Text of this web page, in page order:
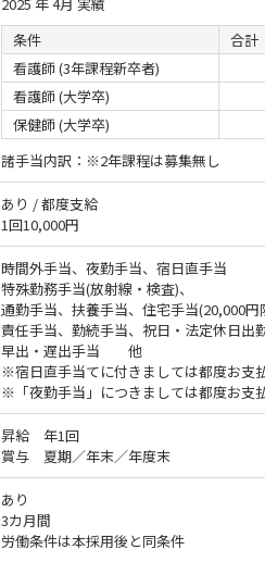
条件
合計
看護師 (3年課程新卒者)
看護師 (大学卒)
保健師 (大学卒)
諸手当内訳：※2年課程は募集無し
あり / 都度支給
1回10,000円
時間外手当、夜勤手当、宿日直手当
特殊勤務手当(放射線・検査)、
通勤手当、扶養手当、住宅手当(20,000円
責任手当、勤続手当、祝日・法定休日出
早出・遅出手当 他
※宿日直手当てに付きましては都度お支
※「夜勤手当」につきましては都度お支
昇給 年1回
賞与 夏期／年末／年度末
あり
3カ月間
労働条件は本採用後と同条件